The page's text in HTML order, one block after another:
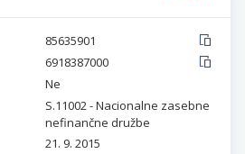
85635901
6918387000
Ne
S.11002 - Nacionalne zasebne
nefinančne družbe
21. 9. 2015